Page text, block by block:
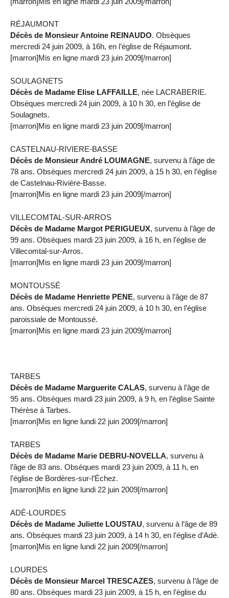
RÉJAUMONT
Décès de Monsieur Antoine REINAUDO. Obsèques
mercredi 24 juin 2009, à 16h, en l’église de Réjaumont.
[marron]Mis en ligne mardi 23 juin 2009[/marron]
SOULAGNETS
Décès de Madame Elise LAFFAILLE, née LACRABERIE.
Obsèques mercredi 24 juin 2009, à 10 h 30, en l’église de
Soulagnets.
[marron]Mis en ligne mardi 23 juin 2009[/marron]
CASTELNAU-RIVIERE-BASSE
Décès de Monsieur André LOUMAGNE, survenu à l’âge de
78 ans. Obsèques mercredi 24 juin 2009, à 15 h 30, en l’église
de Castelnau-Rivière-Basse.
[marron]Mis en ligne mardi 23 juin 2009[/marron]
VILLECOMTAL-SUR-ARROS
Décès de Madame Margot PERIGUEUX, survenu à l’âge de
99 ans. Obsèques mardi 23 juin 2009, à 16 h, en l’église de
Villecomtal-sur-Arros.
[marron]Mis en ligne mardi 23 juin 2009[/marron]
MONTOUSSÉ
Décès de Madame Henriette PENE, survenu à l’âge de 87
ans. Obsèques mercredi 24 juin 2009, à 10 h 30, en l’église
paroissiale de Montoussé.
[marron]Mis en ligne mardi 23 juin 2009[/marron]
TARBES
Décès de Madame Marguerite CALAS, survenu à l’âge de
95 ans. Obsèques mardi 23 juin 2009, à 9 h, en l’église Sainte
Thérèse à Tarbes.
[marron]Mis en ligne lundi 22 juin 2009[/marron]
TARBES
Décès de Madame Marie DEBRU-NOVELLA, survenu à
l’âge de 83 ans. Obsèques mardi 23 juin 2009, à 11 h, en
l’église de Bordères-sur-l’Échez.
[marron]Mis en ligne lundi 22 juin 2009[/marron]
ADÉ-LOURDES
Décès de Madame Juliette LOUSTAU, survenu à l’âge de 89
ans. Obsèques mardi 23 juin 2009, à 14 h 30, en l’église d’Adé.
[marron]Mis en ligne lundi 22 juin 2009[/marron]
LOURDES
Décès de Monsieur Marcel TRESCAZES, survenu à l’âge de
80 ans. Obsèques mardi 23 juin 2009, à 15 h, en l’église du